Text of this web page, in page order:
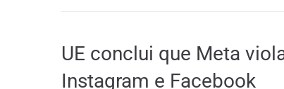
UE conclui que Meta
Instagram e Facebook